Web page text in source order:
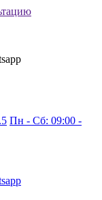
Пн - Сб: 09:00 -